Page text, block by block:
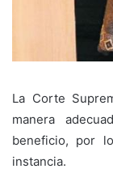
La Corte
manera
beneficio, por
instancia.